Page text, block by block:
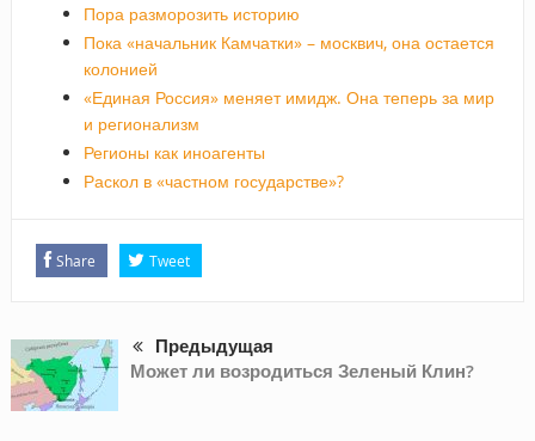
Пора разморозить историю
Пока «начальник Камчатки» – москвич, она остается
колонией
«Единая Россия» меняет имидж. Она теперь за мир
и регионализм
Регионы как иноагенты
Раскол в «частном государстве»?
Share Tweet
Предыдущая
Может ли возродиться Зеленый Клин?